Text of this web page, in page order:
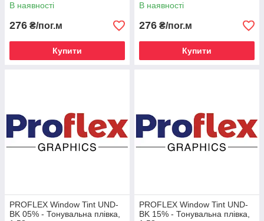
В наявності
276 ₴/пог.м
Купити
В наявності
276 ₴/пог.м
Купити
PROFLEX Window Tint UND-
BK 05% - Тонувальна плівка,
PROFLEX Window Tint UND-
BK 15% - Тонувальна плівка,